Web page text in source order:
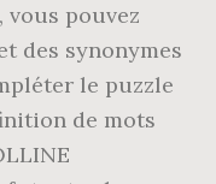
pouvez
des synonymes
le puzzle
de mots